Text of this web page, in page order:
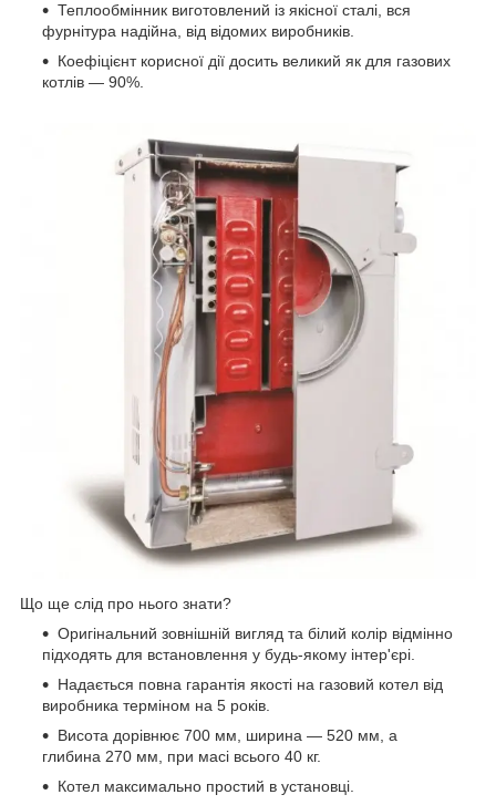
Теплообмінник виготовлений із якісної сталі, вся
фурнітура надійна, від відомих виробників.
Коефіцієнт корисної дії досить великий як для газових
котлів — 90%.
Що ще слід про нього знати?
Оригінальний зовнішній вигляд та білий колір відмінно
підходять для встановлення у будь-якому інтер'єрі.
Надається повна гарантія якості на газовий котел від
виробника терміном на 5 років.
Висота дорівнює 700 мм, ширина — 520 мм, а
глибина 270 мм, при масі всього 40 кг.
Котел максимально простий в установці.